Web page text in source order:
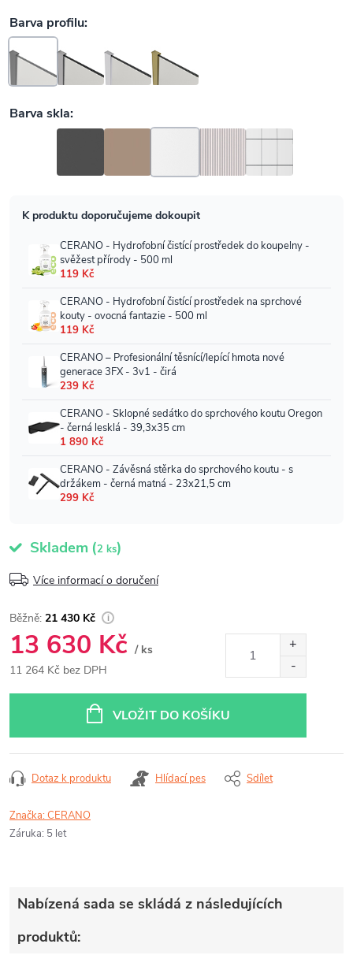
Skladem (2 ks)
Více informací o doručení
21 430 Kč
13 630 Kč / ks
11 264 Kč bez DPH
VLOŽIT DO KOŠÍKU
Dotaz k produktu Hlídací pes Sdílet
Značka:CERANO
Záruka: 5 let
Nabízená sada se skládá z následujících
produktů: